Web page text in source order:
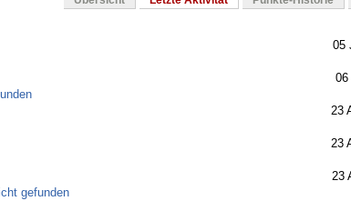
05
06
23
23
23
gefunden